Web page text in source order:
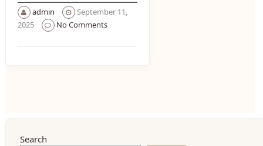
admin
September 11,
2025
No Comments
Search